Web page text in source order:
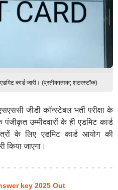
एडमिट कार्ड जारी। (प्रतीकात्मक; शटरस्टॉक)
जीडी कॉन्स्टेबल भर्ती परीक्षा के
उम्मीदवारों के ही एडमिट कार्ड
के लिए एडमिट कार्ड आयोग की
किया जाएगा।
key 2025 Out